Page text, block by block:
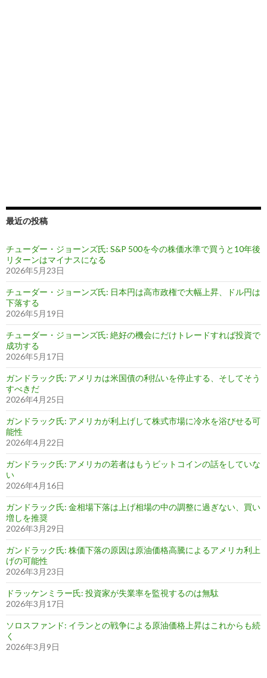
最近の投稿
チューダー・ジョーンズ氏: S&P 500を今の株価水準で買うと10年後
リターンはマイナスになる
2026年5月23日
チューダー・ジョーンズ氏: 日本円は高市政権で大幅上昇、ドル円は
下落する
2026年5月19日
チューダー・ジョーンズ氏: 絶好の機会にだけトレードすれば投資で
成功する
2026年5月17日
ガンドラック氏: アメリカは米国債の利払いを停止する、そしてそう
すべきだ
2026年4月25日
ガンドラック氏: アメリカが利上げして株式市場に冷水を浴びせる可
能性
2026年4月22日
ガンドラック氏: アメリカの若者はもうビットコインの話をしていな
い
2026年4月16日
ガンドラック氏: 金相場下落は上げ相場の中の調整に過ぎない、買い
増しを推奨
2026年3月29日
ガンドラック氏: 株価下落の原因は原油価格高騰によるアメリカ利上
げの可能性
2026年3月23日
ドラッケンミラー氏: 投資家が失業率を監視するのは無駄
2026年3月17日
ソロスファンド: イランとの戦争による原油価格上昇はこれからも続
く
2026年3月9日